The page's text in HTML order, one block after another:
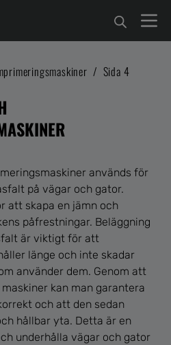
/ Sida 4
används för
på vägar och gator.
att skapa en jämn och
påfrestningar. Beläggning
är viktigt för att
länge och inte skadar
använder dem. Genom att
kan man garantera
och att den sedan
hållbar yta. Detta är en
underhålla vägar och gator